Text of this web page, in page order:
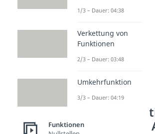
Funktionen
1/3 – Dauer: 04:38
Verkettung von
Funktionen
2/3 – Dauer: 03:48
Umkehrfunktion
3/3 – Dauer: 04:19
Funktionen